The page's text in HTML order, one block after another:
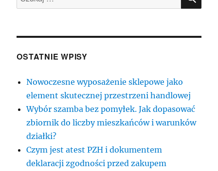
OSTATNIE WPISY
Nowoczesne wyposażenie sklepowe jako
element skutecznej przestrzeni handlowej
Wybór szamba bez pomyłek. Jak dopasować
zbiornik do liczby mieszkańców i warunków
działki?
Czym jest atest PZH i dokumentem
deklaracji zgodności przed zakupem